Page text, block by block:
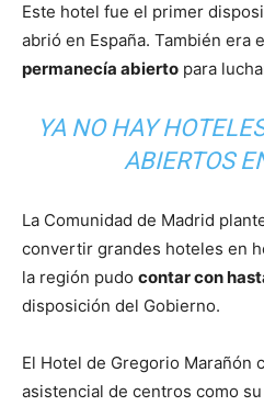
Este hotel fue el primer
abrió en España. También era
permanecía abierto para
YA NO HAY
ABIERTOS
La Comunidad de Madrid
convertir grandes hoteles en
la región pudo contar con
disposición del Gobierno.
El Hotel de Gregorio Marañón
asistencial de centros como